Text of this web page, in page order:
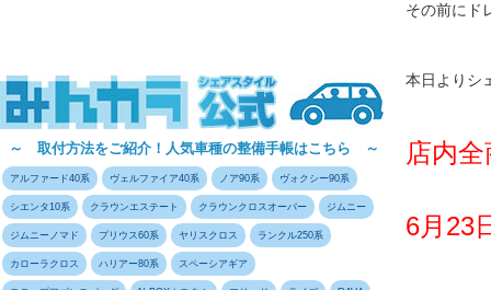
その前にド
本日よりシ
店内
6月23